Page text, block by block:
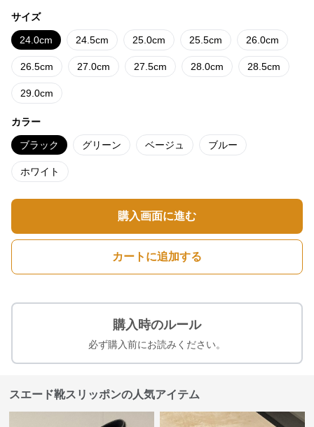
サイズ
24.0cm 24.5cm 25.0cm 25.5cm 26.0cm
26.5cm 27.0cm 27.5cm 28.0cm 28.5cm
29.0cm
カラー
ブラック グリーン ベージュ ブルー
ホワイト
購入画面に進む
カートに追加する
購入時のルール
必ず購入前にお読みください。
スエード靴スリッポンの人気アイテム